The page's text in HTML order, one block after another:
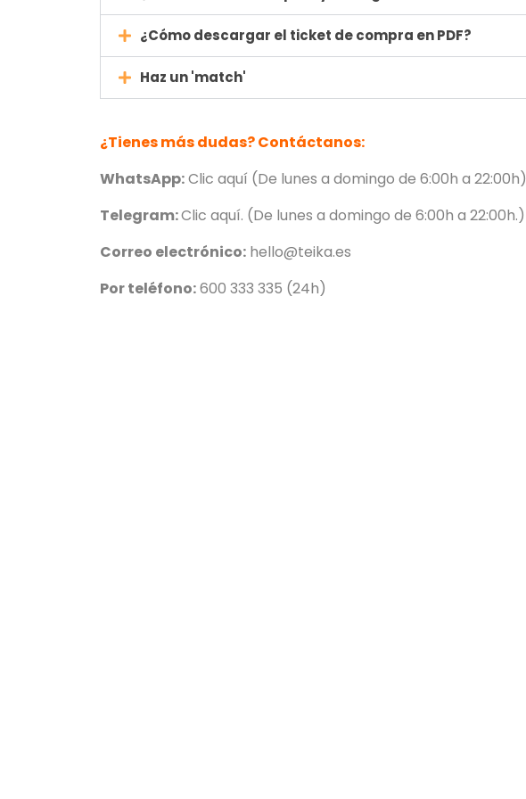
¿Cómo descargar el ticket de compra en PDF?
Haz un 'match'
¿Tienes más dudas? Contáctanos:
WhatsApp:Clic aquí (De lunes a domingo de 6:00h a 22:00h)
Telegram:Clic aquí. (De lunes a domingo de 6:00h a 22:00h.)
Correo electrónico: hello@teika.es
Por teléfono:600 333 335 (24h)